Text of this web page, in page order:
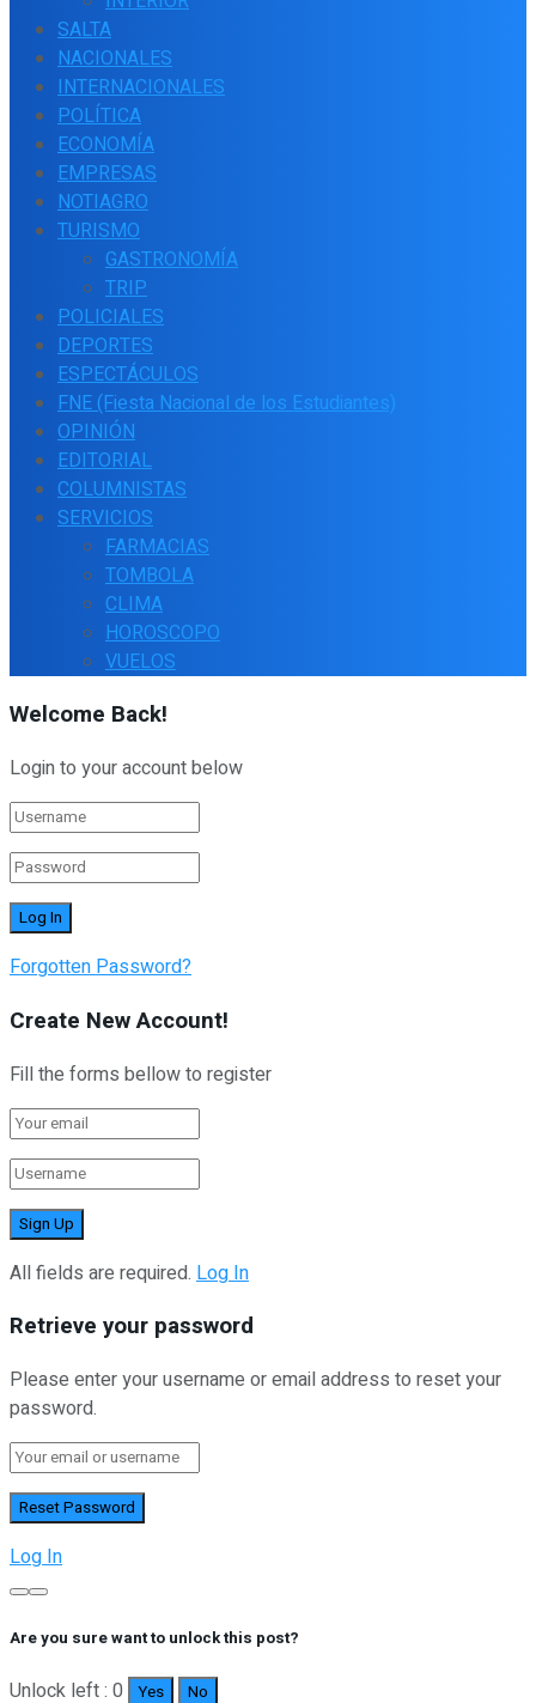
SALTA
NACIONALES
INTERNACIONALES
POLÍTICA
ECONOMÍA
EMPRESAS
NOTIAGRO
TURISMO
GASTRONOMÍA
TRIP
POLICIALES
DEPORTES
ESPECTÁCULOS
FNE (Fiesta Nacional de los Estudiantes)
OPINIÓN
EDITORIAL
COLUMNISTAS
SERVICIOS
FARMACIAS
TOMBOLA
CLIMA
HOROSCOPO
VUELOS
Welcome Back!
Login to your account below
Forgotten Password?
Create New Account!
Fill the forms bellow to register
All fields are required. Log In
Retrieve your password
Please enter your username or email address to reset your
password.
Log In
Are you sure want to unlock this post?
Unlock left : 0 Yes No